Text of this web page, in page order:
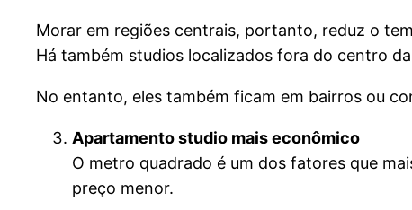
Morar em regiões centrais, portanto, reduz o
Há também studios localizados fora do centro
No entanto, eles também ficam em bairros ou
Apartamento studio mais econômico
O metro quadrado é um dos fatores que
preço menor.